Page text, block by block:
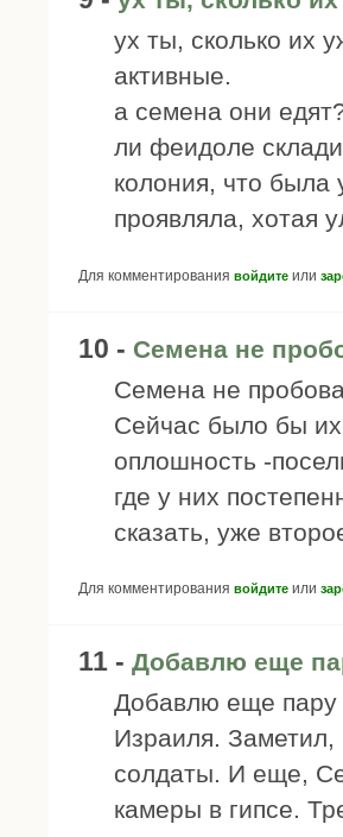
ух ты, сколько их
активные.
а семена они
ли феидоле
колония, что
проявляла, хотая
Для комментирования войдите или
10 - Семена не
Семена не
Сейчас было бы
оплошность -
где у них
сказать, уже
Для комментирования войдите или
11 - Добавлю еще
Добавлю еще пару
Израиля. Заметил,
солдаты. И еще,
камеры в гипсе.